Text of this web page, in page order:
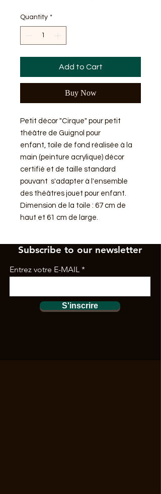
Quantity *
Add to Cart
Buy Now
Petit décor "Cirque" pour petit
théâtre de Guignol pour
enfant, toile de fond réalisée à la
main (peinture acrylique) décor
certifié et de taille standard
pouvant s'adapter à l'ensemble
des théâtres jouet pour enfant.
Dimension de la toile : 67 cm de
haut et 61 cm de large.
Subscribe to our newsletter
Entrez votre E-MAIL
S'inscrire